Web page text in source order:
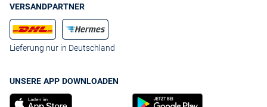
VERSANDPARTNER
Lieferung nur in Deutschland
UNSERE APP DOWNLOADEN